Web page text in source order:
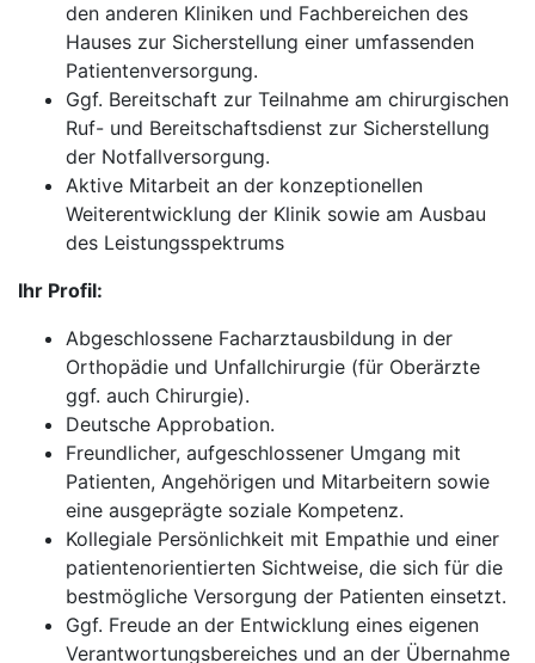
den anderen Kliniken und Fachbereichen des
Hauses zur Sicherstellung einer umfassenden
Patientenversorgung.
Ggf. Bereitschaft zur Teilnahme am chirurgischen
Ruf- und Bereitschaftsdienst zur Sicherstellung
der Notfallversorgung.
Aktive Mitarbeit an der konzeptionellen
Weiterentwicklung der Klinik sowie am Ausbau
des Leistungsspektrums
Ihr Profil:
Abgeschlossene Facharztausbildung in der
Orthopädie und Unfallchirurgie (für Oberärzte
ggf. auch Chirurgie).
Deutsche Approbation.
Freundlicher, aufgeschlossener Umgang mit
Patienten, Angehörigen und Mitarbeitern sowie
eine ausgeprägte soziale Kompetenz.
Kollegiale Persönlichkeit mit Empathie und einer
patientenorientierten Sichtweise, die sich für die
bestmögliche Versorgung der Patienten einsetzt.
Ggf. Freude an der Entwicklung eines eigenen
Verantwortungsbereiches und an der Übernahme